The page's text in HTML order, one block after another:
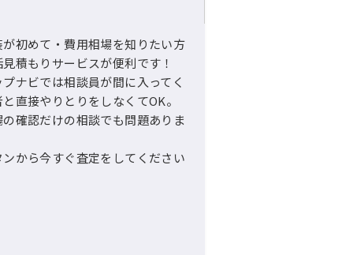
初めて・費用相場を知りたい方
積もりサービスが便利です！
ナビでは相談員が間に入ってく
直接やりとりをしなくてOK。
確認だけの相談でも問題ありま
から今すぐ査定をしてください